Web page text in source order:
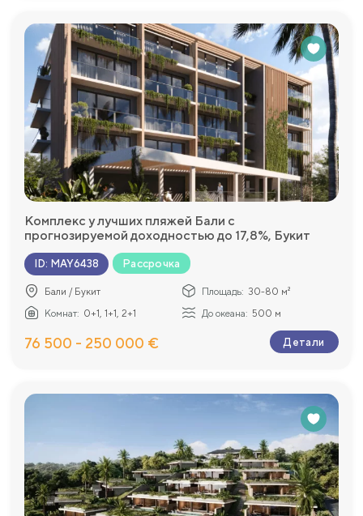
Комплекс у лучших пляжей Бали с
прогнозируемой доходностью до 17,8%, Букит
ID: MAY6438 Рассрочка
Бали / Букит Площадь: 30-80 м²
Комнат: 0+1, 1+1, 2+1 До океана: 500 м
76 500 - 250 000 € Детали